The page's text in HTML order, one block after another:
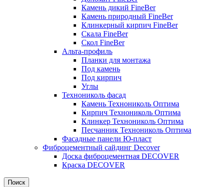
Камень дикий FineBer
Камень природный FineBer
Клинкерный кирпич FineBer
Скала FineBer
Скол FineBer
Альта-профиль
Планки для монтажа
Под камень
Под кирпич
Углы
Технониколь фасад
Камень Технониколь Оптима
Кирпич Технониколь Оптима
Клинкер Технониколь Оптима
Песчанник Технониколь Оптима
Фасадные панели Ю-пласт
Фиброцементный сайдинг Decover
Доска фиброцементная DECOVER
Краска DECOVER
Поиск